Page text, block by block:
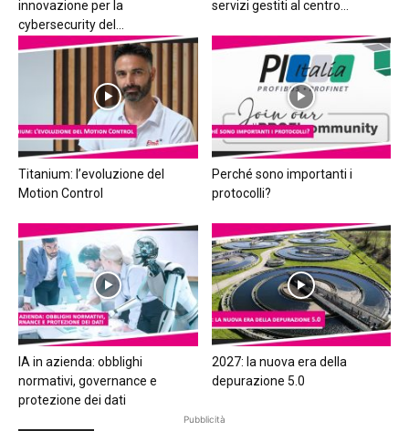
innovazione per la
cybersecurity del...
servizi gestiti al centro...
Titanium: l’evoluzione del
Motion Control
Perché sono importanti i
protocolli?
IA in azienda: obblighi
normativi, governance e
protezione dei dati
2027: la nuova era della
depurazione 5.0
Pubblicità